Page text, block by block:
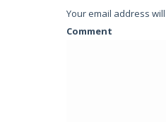
Your email address
Comment